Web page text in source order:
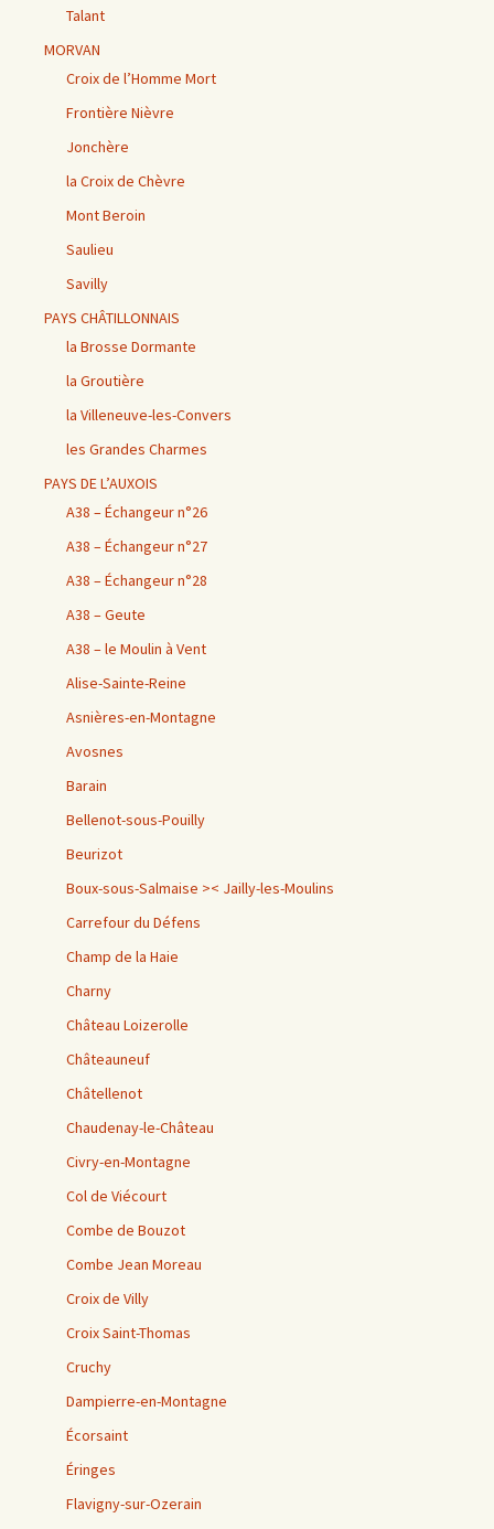
Talant
MORVAN
Croix de l’Homme Mort
Frontière Nièvre
Jonchère
la Croix de Chèvre
Mont Beroin
Saulieu
Savilly
PAYS CHÂTILLONNAIS
la Brosse Dormante
la Groutière
la Villeneuve-les-Convers
les Grandes Charmes
PAYS DE L’AUXOIS
A38 – Échangeur n°26
A38 – Échangeur n°27
A38 – Échangeur n°28
A38 – Geute
A38 – le Moulin à Vent
Alise-Sainte-Reine
Asnières-en-Montagne
Avosnes
Barain
Bellenot-sous-Pouilly
Beurizot
Boux-sous-Salmaise >< Jailly-les-Moulins
Carrefour du Défens
Champ de la Haie
Charny
Château Loizerolle
Châteauneuf
Châtellenot
Chaudenay-le-Château
Civry-en-Montagne
Col de Viécourt
Combe de Bouzot
Combe Jean Moreau
Croix de Villy
Croix Saint-Thomas
Cruchy
Dampierre-en-Montagne
Écorsaint
Éringes
Flavigny-sur-Ozerain